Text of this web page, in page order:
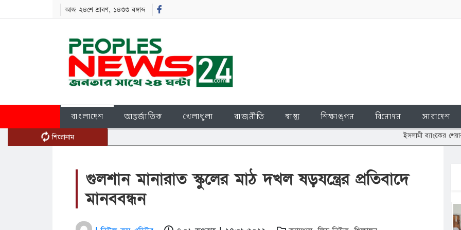
আজ ২৪শে শ্রাবণ, ১৪৩৩ বঙ্গাব্দ
বাংলাদেশ আন্তর্জাতিক খেলাধুলা রাজনীতি স্বাস্থ্য শিক্ষাঙ্গন বিনোদন সারাদেশ
শিরোনাম ইসলামী ব্যাংকের শেয়ার জালিয়াতি:
গুলশান মানারাত স্কুলের মাঠ দখল ষড়যন্ত্রের প্রতিবাদে
মানববন্ধন